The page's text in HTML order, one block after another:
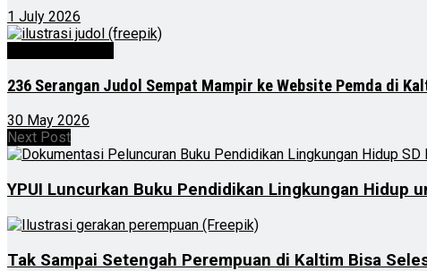
1 July 2026
236 Serangan Judol Sempat Mampir ke Website Pemda di
30 May 2026
Next Post
YPUI Luncurkan Buku Pendidikan Lingkungan Hidup
Tak Sampai Setengah Perempuan di Kaltim Bisa